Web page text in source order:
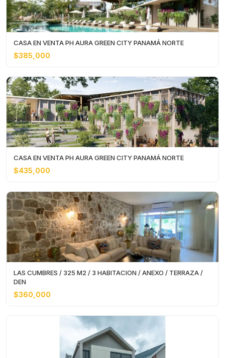
CASA EN VENTA PH AURA GREEN CITY PANAMÁ NORTE
$385,000
CASA EN VENTA PH AURA GREEN CITY PANAMÁ NORTE
$435,000
LAS CUMBRES / 325 M2 / 3 HABITACION / ANEXO / TERRAZA /
DEN
$360,000